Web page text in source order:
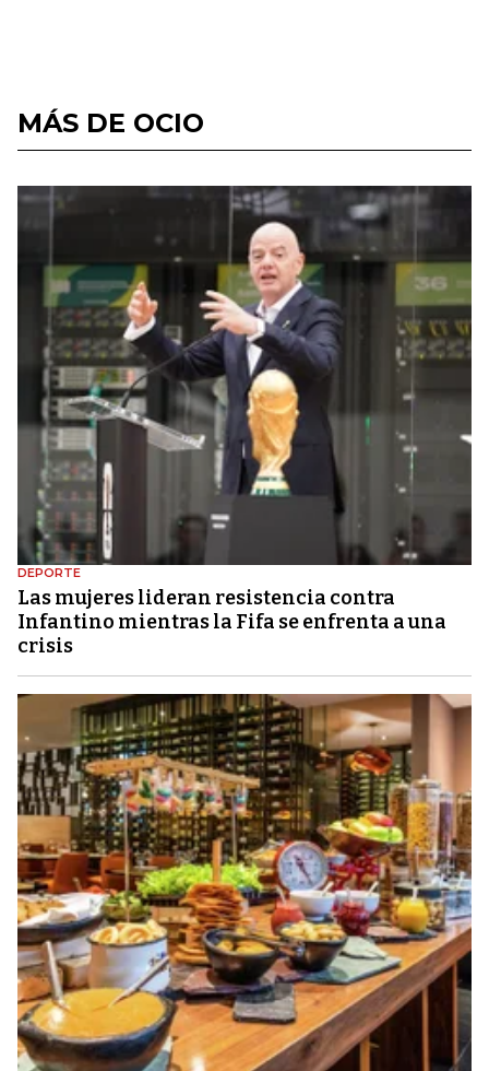
MÁS DE OCIO
DEPORTE
Las mujeres lideran resistencia contra
Infantino mientras la Fifa se enfrenta a una
crisis